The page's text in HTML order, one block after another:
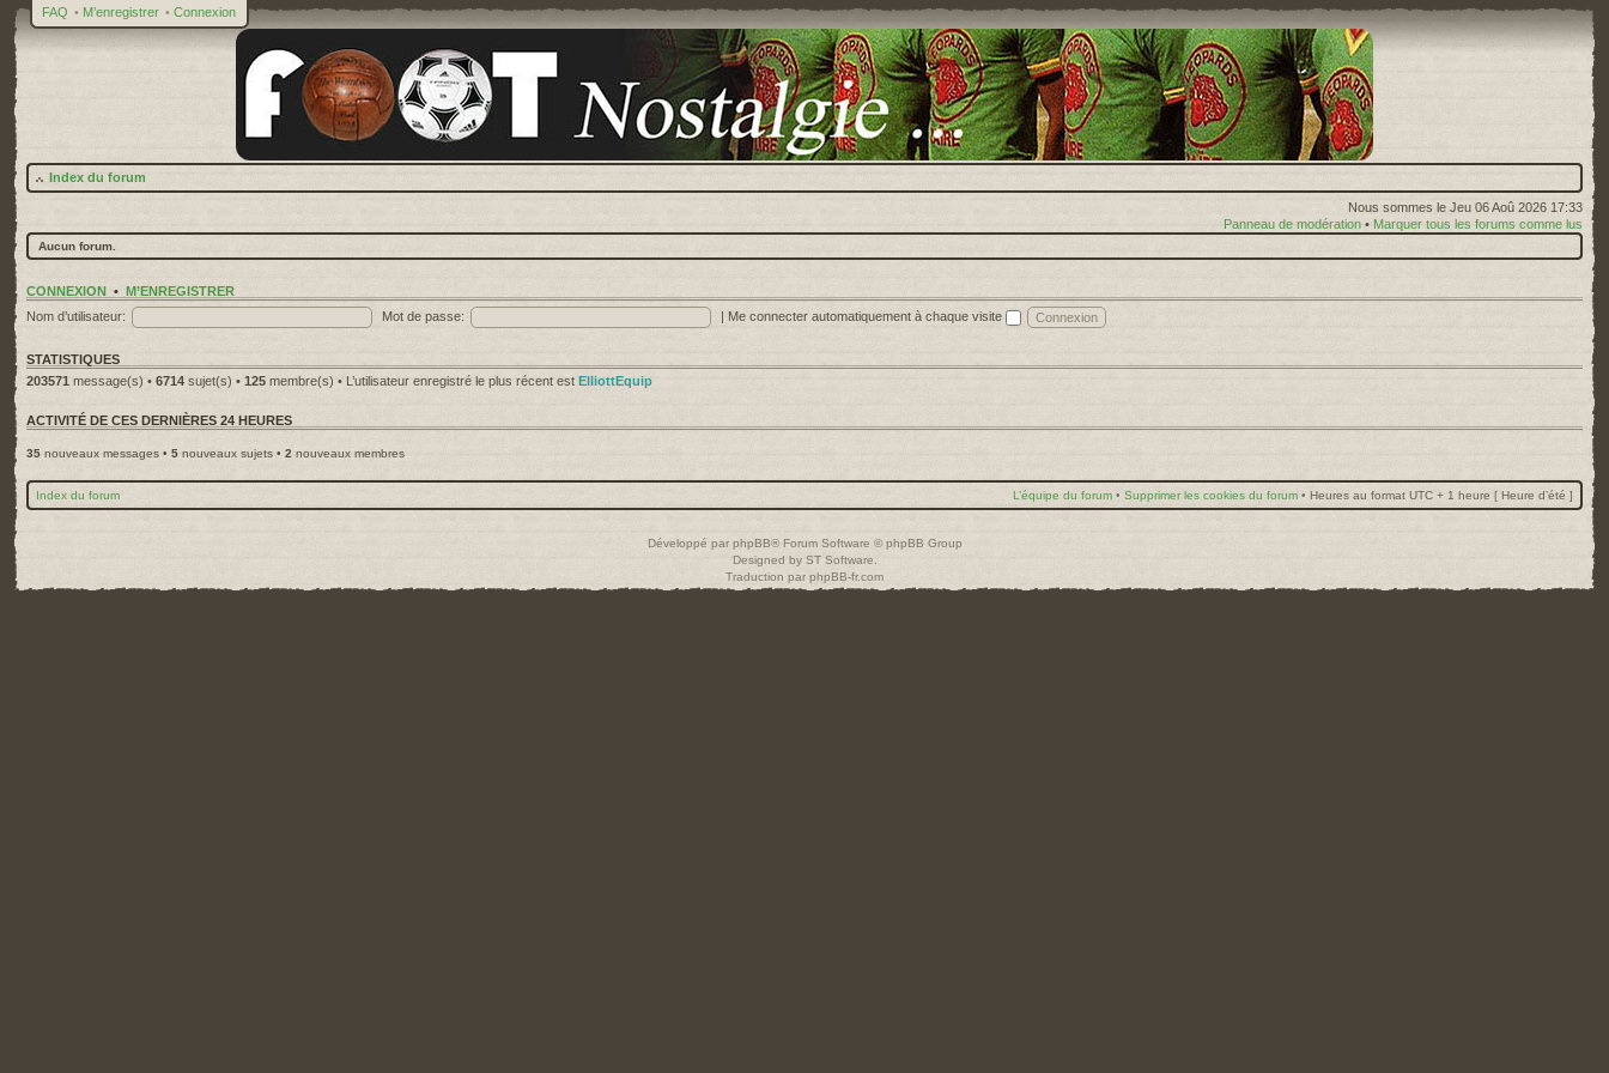
FAQ • M’enregistrer • Connexion
Index du forum
Nous sommes le Jeu 06 Aoû 2026 17:33
Panneau de modération • Marquer tous les forums comme lus
Aucun forum.
CONNEXION • M’ENREGISTRER
Nom d’utilisateur:
Mot de passe: | Me connecter automatiquement à chaque visite
STATISTIQUES
203571 message(s) • 6714 sujet(s) • 125 membre(s) • L’utilisateur enregistré le plus récent est ElliottEquip
ACTIVITÉ DE CES DERNIÈRES 24 HEURES
35 nouveaux messages • 5 nouveaux sujets • 2 nouveaux membres
Index du forum L’équipe du forum • Supprimer les cookies du forum • Heures au format UTC + 1 heure [ Heure d’été ]
Développé par phpBB® Forum Software © phpBB Group
Designed by ST Software
Traduction par phpBB-fr.com